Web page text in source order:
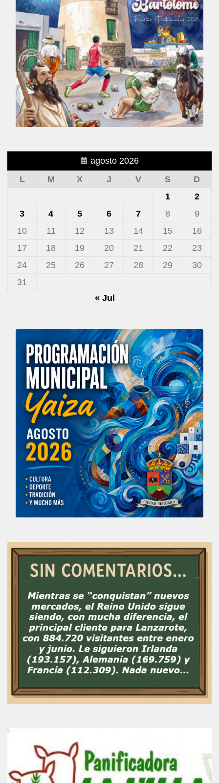
agosto 2026
L
M X J V S
D
1
2
3
4 5 6 7 8
9
10
11 12 13 14 15
16
17
18 19 20 21 22
23
24
25 26 27 28 29
30
31
« Jul